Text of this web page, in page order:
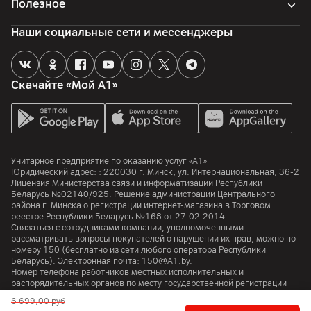
6 699,00 руб
12ГБ
Процессор
Qualcomm Snapdragon 8 Elite for Galaxy
Количество ядер
Частота процессора
4470МГц
Аккумулятор
Тип аккумулятора
Li-ion
Емкость аккумулятора
4400мАч
Полезное
Скачайте «Мой А1»
Наши социальные сети и мессенджеры
Унитарное предприятие по оказанию услуг «А1»
Юридический адрес: : 220030 г. Минск, ул. Интернациональная, 36-2
Лицензия Министерства связи и информатизации Республики
Беларусь №02140/925. Решение администрации Центрального
района г. Минска о регистрации интернет-магазина в Торговом
реестре Республики Беларусь №168 от 27.02.2014.
Связаться с сотрудниками компании, уполномоченными
рассматривать вопросы покупателей о нарушении их прав, можно по
номеру 150 (бесплатно из сети любого оператора Республики
Беларусь). Электронная почта: 150@A1.by.
Номер телефона работников местных исполнительных и
распорядительных органов по месту государственной регистрации
рассматривать обращения покупателей:
+375 17 374 01 46.